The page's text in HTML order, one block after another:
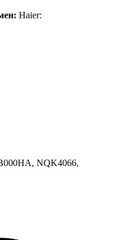
Haier:
NQK4066,